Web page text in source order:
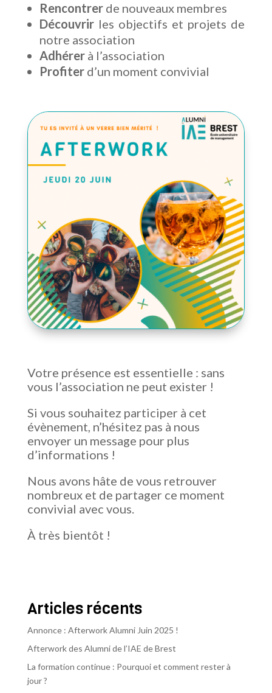
Rencontrerde nouveaux membres
Découvrirles objectifs et projets de
notre association
Adhérerà l’association
Profiterd’un moment convivial
Votre présence est essentielle : sans
vous l’association ne peut exister !
Si vous souhaitez participer à cet
évènement, n’hésitez pas à nous
envoyer un message pour plus
d’informations !
Nous avons hâte de vous retrouver
nombreux et de partager ce moment
convivial avec vous.
À très bientôt !
Articles récents
Annonce : Afterwork Alumni Juin 2025 !
Afterwork des Alumni de l’IAE de Brest
La formation continue : Pourquoi et comment rester à
jour ?